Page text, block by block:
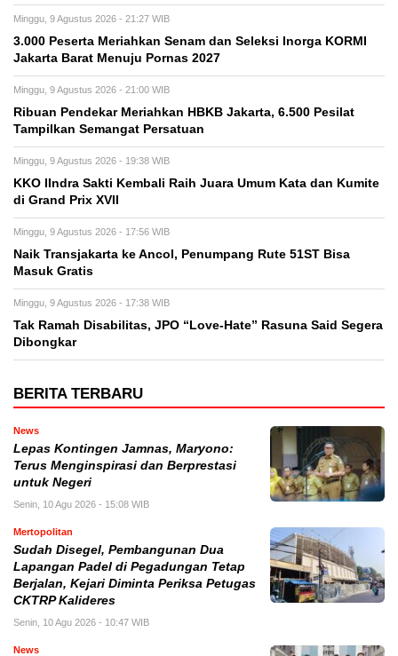
Minggu, 9 Agustus 2026 - 21:27 WIB
3.000 Peserta Meriahkan Senam dan Seleksi Inorga KORMI
Jakarta Barat Menuju Pornas 2027
Minggu, 9 Agustus 2026 - 21:00 WIB
Ribuan Pendekar Meriahkan HBKB Jakarta, 6.500 Pesilat
Tampilkan Semangat Persatuan
Minggu, 9 Agustus 2026 - 19:38 WIB
KKO IIndra Sakti Kembali Raih Juara Umum Kata dan Kumite
di Grand Prix XVII
Minggu, 9 Agustus 2026 - 17:56 WIB
Naik Transjakarta ke Ancol, Penumpang Rute 51ST Bisa
Masuk Gratis
Minggu, 9 Agustus 2026 - 17:38 WIB
Tak Ramah Disabilitas, JPO “Love-Hate” Rasuna Said Segera
Dibongkar
BERITA TERBARU
News
Lepas Kontingen Jamnas, Maryono:
Terus Menginspirasi dan Berprestasi
untuk Negeri
Senin, 10 Agu 2026 - 15:08 WIB
Mertopolitan
Sudah Disegel, Pembangunan Dua
Lapangan Padel di Pegadungan Tetap
Berjalan, Kejari Diminta Periksa Petugas
CKTRP Kalideres
Senin, 10 Agu 2026 - 10:47 WIB
News